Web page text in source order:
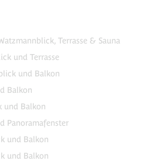
Terrasse & Sauna
und Terrasse
und Balkon
Balkon
und Balkon
Panoramafenster
und Balkon
und Balkon